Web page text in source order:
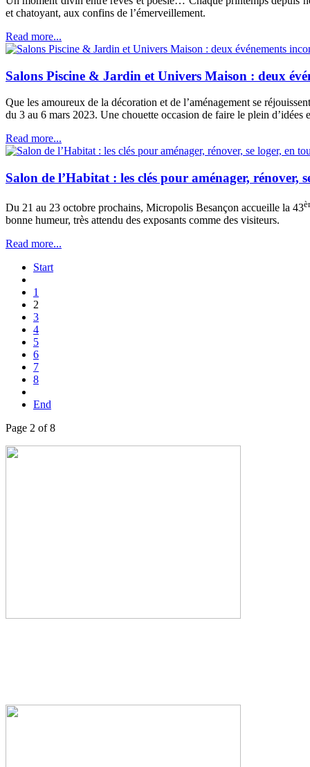
et chatoyant, aux confins de l’émerveillement.
Read more...
Salons Piscine & Jardin et Univers Maison : deux
Que les amoureux de la décoration et de l’aménagement se
du 3 au 6 mars 2023. Une chouette occasion de faire le plein d’idées
Read more...
Salon de l’Habitat : les clés pour aménager, rénover,
Du 21 au 23 octobre prochains, Micropolis Besançon accueille la 43
bonne humeur, très attendu des exposants comme des visiteurs.
Read more...
Start
1
2
3
4
5
6
7
8
End
Page 2 of 8